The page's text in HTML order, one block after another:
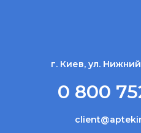
г. Киев, ул. Нижний
0 800